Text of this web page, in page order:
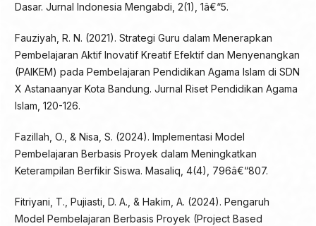
Dasar. Jurnal Indonesia Mengabdi, 2(1), 1â€“5.
Fauziyah, R. N. (2021). Strategi Guru dalam Menerapkan
Pembelajaran Aktif Inovatif Kreatif Efektif dan Menyenangkan
(PAIKEM) pada Pembelajaran Pendidikan Agama Islam di SDN
X Astanaanyar Kota Bandung. Jurnal Riset Pendidikan Agama
Islam, 120-126.
Fazillah, O., & Nisa, S. (2024). Implementasi Model
Pembelajaran Berbasis Proyek dalam Meningkatkan
Keterampilan Berfikir Siswa. Masaliq, 4(4), 796â€“807.
Fitriyani, T., Pujiasti, D. A., & Hakim, A. (2024). Pengaruh
Model Pembelajaran Berbasis Proyek (Project Based